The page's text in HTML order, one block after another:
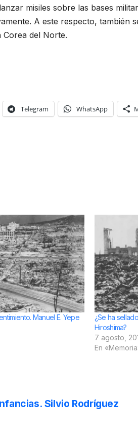
misiles sobre las bases
A este respecto, también
Corea del Norte.
Telegram WhatsApp
Manuel E. Yepe
¿Se ha
Hiroshima?
7 agosto,
En
Silvio Rodríguez